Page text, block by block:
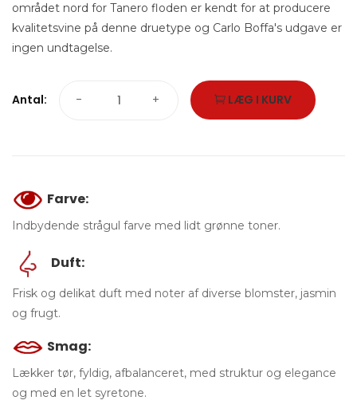
området nord for Tanero floden er kendt for at producere
kvalitetsvine på denne druetype og Carlo Boffa's udgave er
ingen undtagelse.
Antal: - + LÆG I KURV
Farve:
Indbydende strågul farve med lidt grønne toner.
Duft:
Frisk og delikat duft med noter af diverse blomster, jasmin
og frugt.
Smag:
Lækker tør, fyldig, afbalanceret, med struktur og elegance
og med en let syretone.